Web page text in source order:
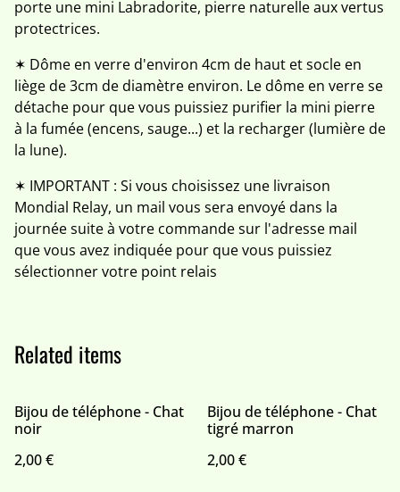
porte une mini Labradorite, pierre naturelle aux vertus
protectrices.
✶ Dôme en verre d'environ 4cm de haut et socle en
liège de 3cm de diamètre environ. Le dôme en verre se
détache pour que vous puissiez purifier la mini pierre
à la fumée (encens, sauge...) et la recharger (lumière de
la lune).
✶ IMPORTANT : Si vous choisissez une livraison
Mondial Relay, un mail vous sera envoyé dans la
journée suite à votre commande sur l'adresse mail
que vous avez indiquée pour que vous puissiez
sélectionner votre point relais
Related items
Bijou de téléphone - Chat
noir
2,00 €
Bijou de téléphone - Chat
tigré marron
2,00 €